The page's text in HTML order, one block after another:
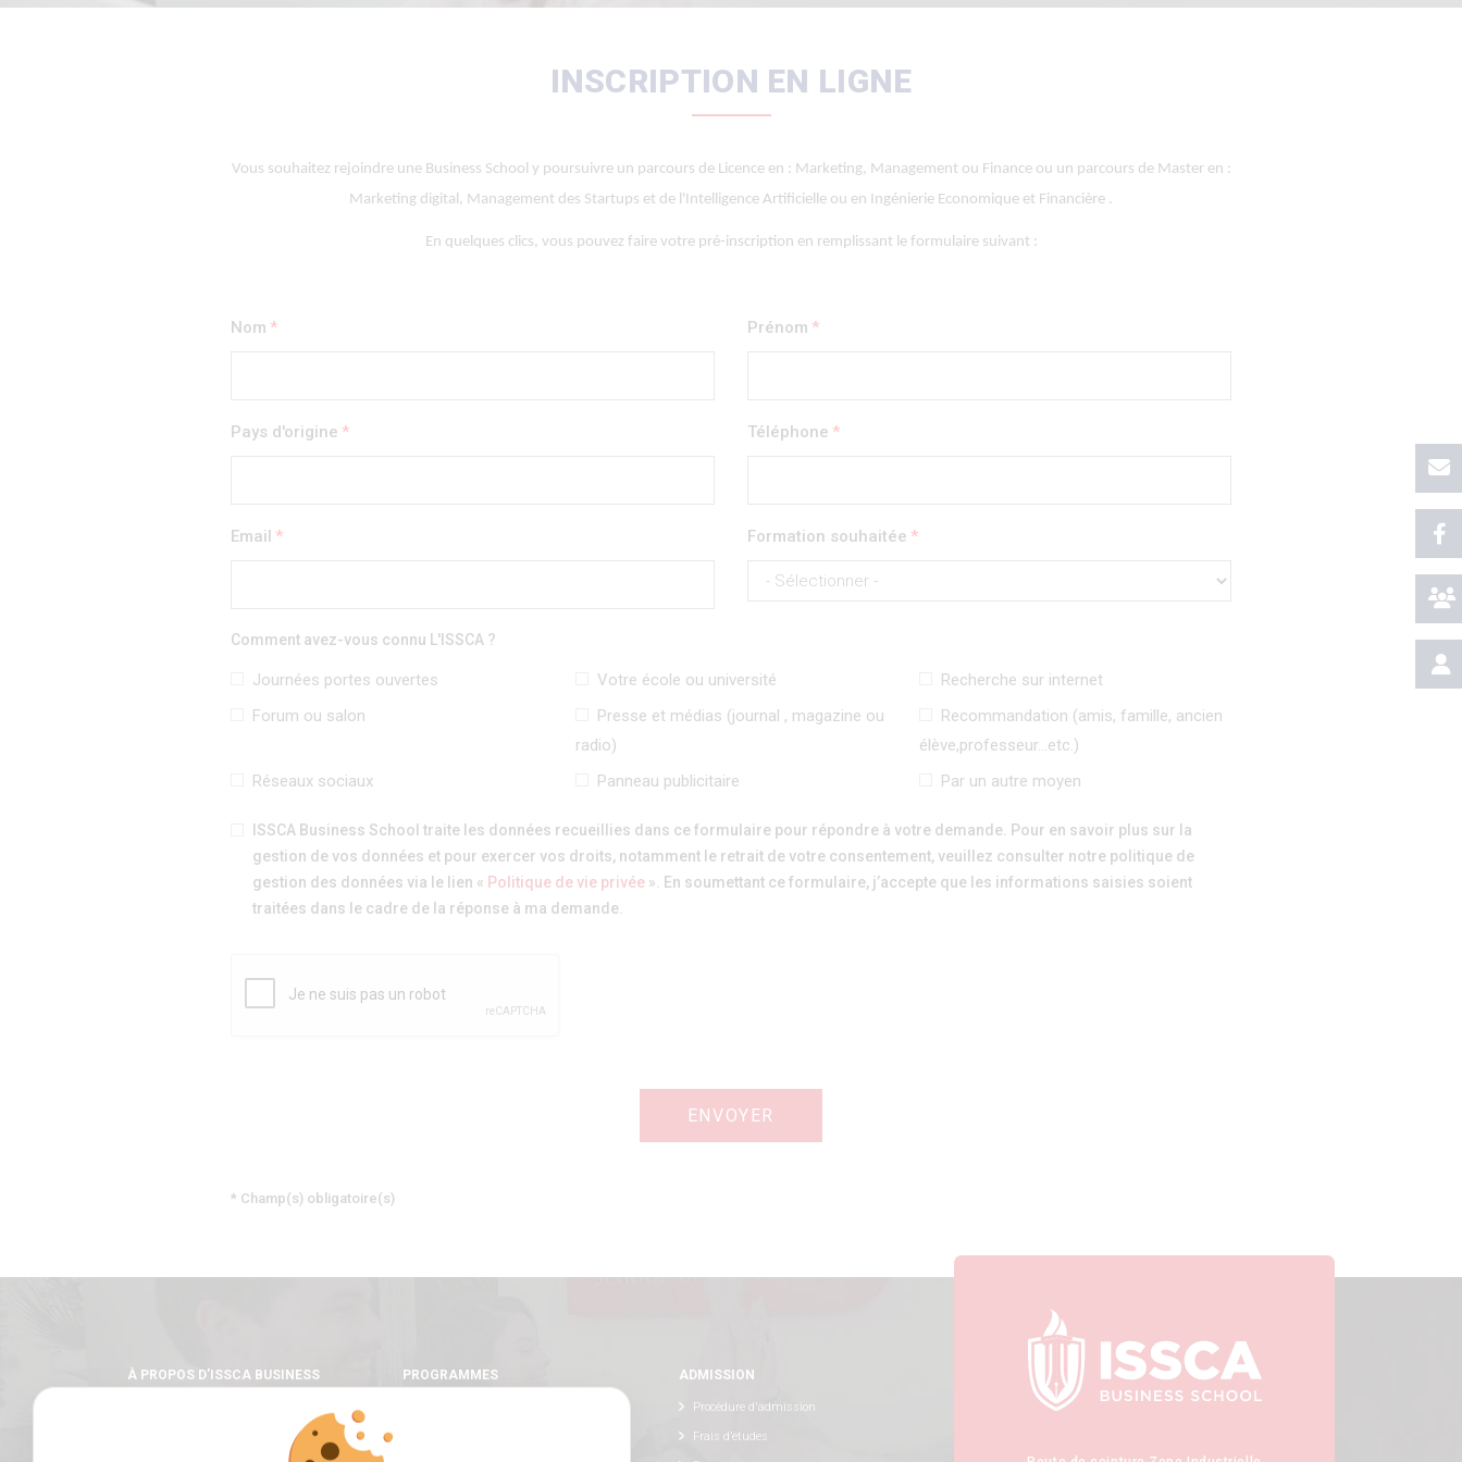
INSCRIPTION EN LIGNE
Vous souhaitez rejoindre une Business School y poursuivre un parcours de Licence en : Marketing, Management ou Finance ou un parcours de Master en :
Marketing digital, Management des Startups et de l'Intelligence Artificielle ou en Ingénierie Economique et Financière .
En quelques clics, vous pouvez faire votre pré-inscription en remplissant le formulaire suivant :
Nom Prénom
Pays d'origine Téléphone
Email Formation souhaitée
Comment avez-vous connu L'ISSCA ?
Journées portes ouvertes Votre école ou université
Recherche sur internet
Forum ou salon
Presse et médias (journal , magazine ou
radio)
Recommandation (amis, famille, ancien
élève,professeur…etc.)
Réseaux sociaux
Panneau publicitaire Par un autre moyen
ISSCA Business School traite les données recueillies dans ce formulaire pour répondre à votre demande. Pour en savoir plus sur la
gestion de vos données et pour exercer vos droits, notamment le retrait de votre consentement, veuillez consulter notre politique de
gestion des données via le lien « Politique de vie privée ». En soumettant ce formulaire, j’accepte que les informations saisies soient
traitées dans le cadre de la réponse à ma demande.
section
* Champ(s) obligatoire(s)
À PROPOS D’ISSCA BUSINESS PROGRAMMES ADMISSION
Procédure d'admission
Frais d’études